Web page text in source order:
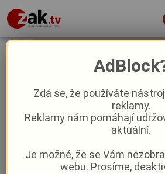
Nová Šumava Card
Nabízí desítky slev
Špičáku i na Pancíři
První úspěšná
Šumavě osiřela,
Zdá se, že používáte
reklamy.
Reklamy nám pomáhají
aktuální.
Je možné, že se Vám
webu. Prosíme,